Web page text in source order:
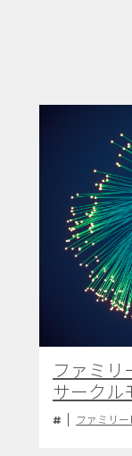
ファミリ
サークル
リー、オ
ファミリ